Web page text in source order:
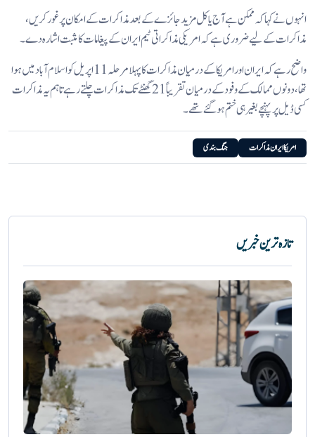
انہوں نے کہا کہ ممکن ہے آج یا کل مزید جائزے کے بعد مذاکرات کے امکان پر غور کریں،
مذاکرات کے لیے ضروری ہے کہ امریکی مذاکراتی ٹیم ایران کے پیغامات کا مثبت اشارہ دے۔
واضح رہے کہ ایران اور امریکا کے درمیان مذاکرات کا پہلا مرحلہ 11 اپریل کو اسلام آباد میں ہوا
تھا، دونوں ممالک کے وفود کے درمیان تقریباً 21 گھنٹے تک مذاکرات چلتے رہے تاہم یہ مذاکرات
کسی ڈیل پر پہنچے بغیر ہی ختم ہو گئے تھے۔
امریکا ایران مذاکرات جنگ بندی
تازہ ترین خبریں